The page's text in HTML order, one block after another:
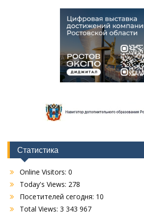
Статистика
Online Visitors: 0
Today's Views: 278
Посетителей сегодня: 10
Total Views: 3 343 967